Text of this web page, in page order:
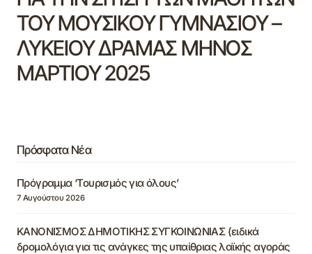
ΤΟΥ ΜΟΥΣΙΚΟΥ ΓΥΜΝΑΣΙΟΥ –
ΛΥΚΕΙΟΥ ΔΡΑΜΑΣ ΜΗΝΟΣ
ΜΑΡΤΙΟΥ 2025
Πρόσφατα Νέα
Πρόγραμμα ‘Τουρισμός για όλους’
7 Αυγούστου 2026
ΚΑΝΟΝΙΣΜΟΣ ΔΗΜΟΤΙΚΗΣ ΣΥΓΚΟΙΝΩΝΙΑΣ (ειδικά
δρομολόγια για τις ανάγκες της υπαίθριας λαϊκής αγοράς